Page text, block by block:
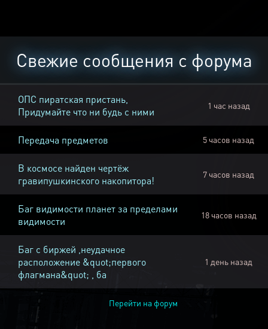
Свежие сообщения с форума
ОПС пиратская пристань,
Придумайте что ни будь с ними
1 час назад
Передача предметов 5 часов назад
В космосе найден чертёж
гравипушкинского накопитора!
7 часов назад
Баг видимости планет за пределами
видимости
18 часов назад
Баг с биржей ,неудачное
расположение &quot;первого
флагмана&quot; , ба
1 день назад
Перейти на форум